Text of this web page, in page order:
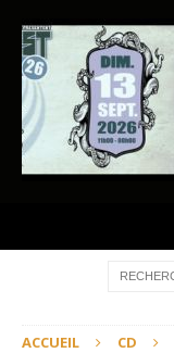
ACCUEIL CD